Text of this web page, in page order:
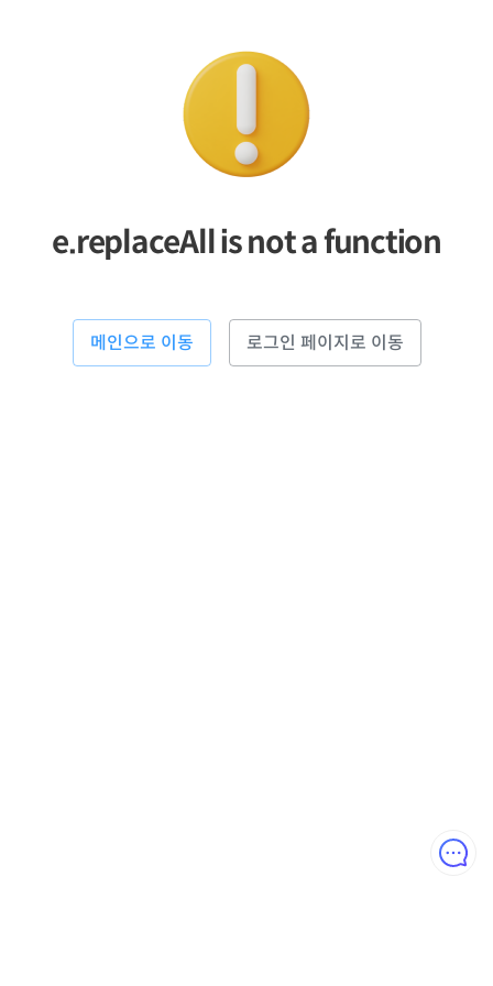
e.replaceAll is not a function
메인으로 이동 로그인 페이지로 이동